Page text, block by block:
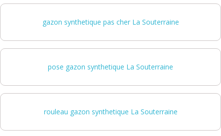
gazon synthetique pas cher La Souterraine
pose gazon synthetique La Souterraine
rouleau gazon synthetique La Souterraine